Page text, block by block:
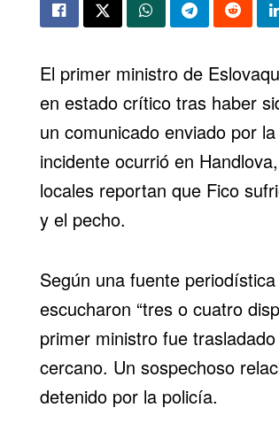
El primer ministro de
en estado crítico tras haber
un comunicado enviado por
incidente ocurrió en
locales reportan que Fico
y el pecho.
Según una fuente
escucharon “tres o cuatro
primer ministro fue
cercano. Un sospechoso
detenido por la policía.